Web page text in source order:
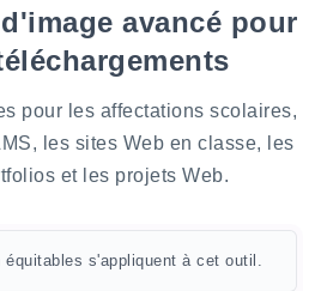
avancé pour
pour les affectations scolaires,
les sites Web en classe, les
et les projets Web.
s'appliquent à cet outil.